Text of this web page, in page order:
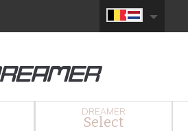
DREAMER
Select